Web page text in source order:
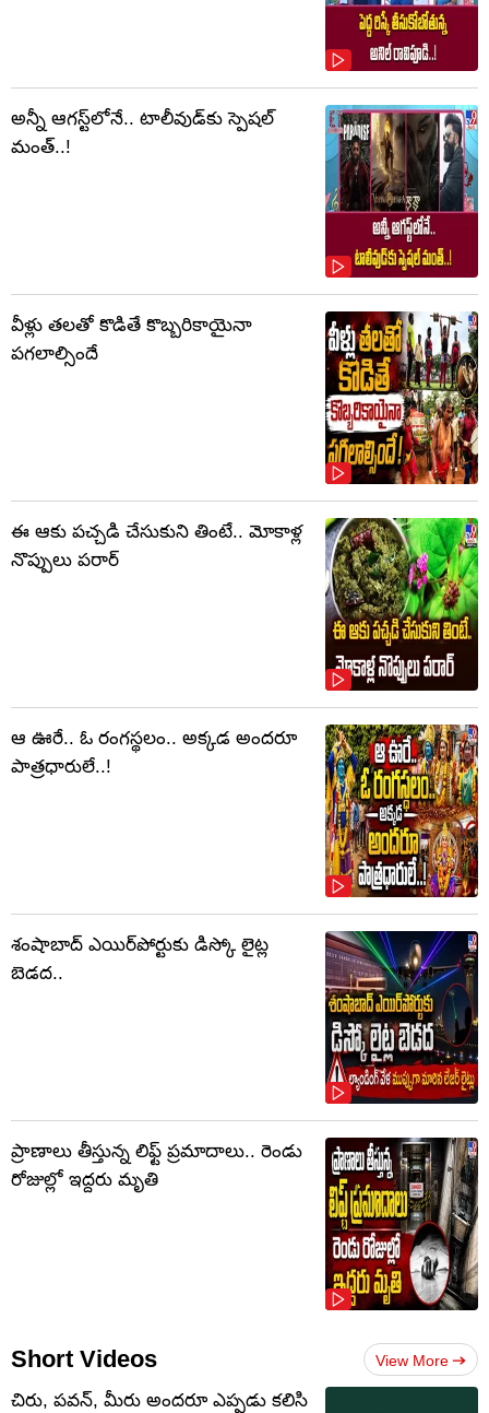
అన్నీ ఆగస్ట్‌లోనే.. టాలీవుడ్‌కు స్పెషల్
మంత్..!
వీళ్లు తలతో కొడితే కొబ్బరికాయైనా
పగలాల్సిందే
ఈ ఆకు పచ్చడి చేసుకుని తింటే.. మోకాళ్ల
నొప్పులు పరార్‌
ఆ ఊరే.. ఓ రంగస్థలం.. అక్కడ అందరూ
పాత్రధారులే..!
శంషాబాద్ ఎయిర్‌పోర్టుకు డిస్కో లైట్ల
బెడద..
ప్రాణాలు తీస్తున్న లిఫ్ట్‌ ప్రమాదాలు.. రెండు
రోజుల్లో ఇద్దరు మృతి
Short Videos View More
చిరు, పవన్, మీరు అందరూ ఎప్పడు కలిసి